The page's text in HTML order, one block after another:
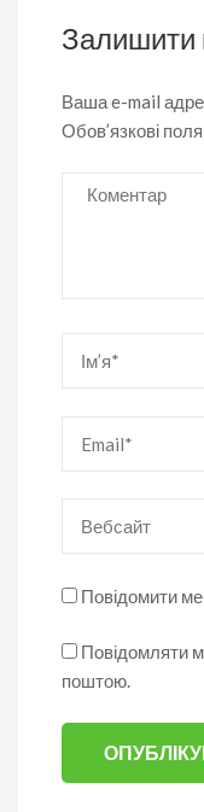
Залишити
Ваша e-mail
Обов’язкові
Коментар
Повідомити
Повідомляти
поштою.